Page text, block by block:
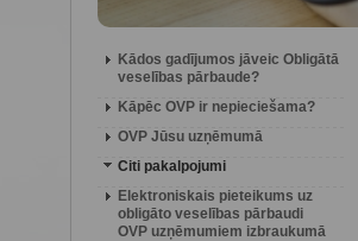
Kādos gadījumos jāveic Obligātā
veselības pārbaude?
Kāpēc OVP ir nepieciešama?
OVP Jūsu uzņēmumā
Citi pakalpojumi
Elektroniskais pieteikums uz
obligāto veselības pārbaudi
OVP uzņēmumiem izbraukumā